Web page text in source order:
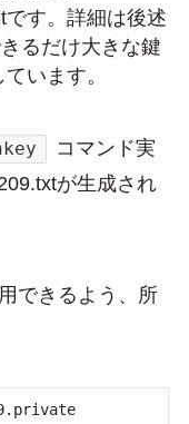
す。詳細は後述
るだけ大きな鍵
います。
コマンド実
が生成され
できるよう、所